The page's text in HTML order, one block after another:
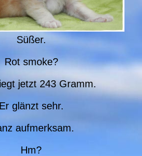
Süßer.
Rot smoke?
jetzt 243 Gramm.
Er glänzt sehr.
aufmerksam.
Hm?